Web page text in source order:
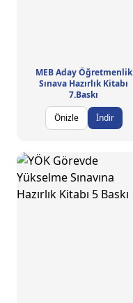
MEB Aday Öğretmenlik
Sınava Hazırlık Kitabı
7.Baskı
Önizle
İndir